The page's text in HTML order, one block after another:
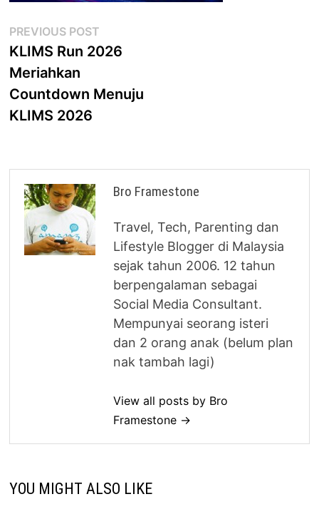
Post
navigation
PREVIOUS POST
post:
KLIMS Run 2026
Meriahkan
Countdown Menuju
KLIMS 2026
Bro Framestone
Travel, Tech, Parenting dan
Lifestyle Blogger di Malaysia
sejak tahun 2006. 12 tahun
berpengalaman sebagai
Social Media Consultant.
Mempunyai seorang isteri
dan 2 orang anak (belum plan
nak tambah lagi)
View all posts by Bro
Framestone →
YOU MIGHT ALSO LIKE